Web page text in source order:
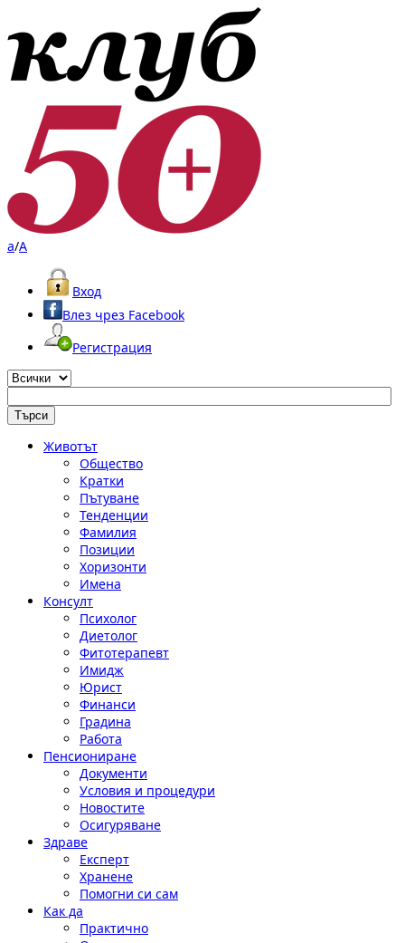
a/A
Вход
Влез чрез Facebook
Регистрация
Животът
Общество
Кратки
Пътуване
Тенденции
Фамилия
Позиции
Хоризонти
Имена
Консулт
Психолог
Диетолог
Фитотерапевт
Имидж
Юрист
Финанси
Градина
Работа
Пенсиониране
Документи
Условия и процедури
Новостите
Осигуряване
Здраве
Експерт
Хранене
Помогни си сам
Как да
Практично